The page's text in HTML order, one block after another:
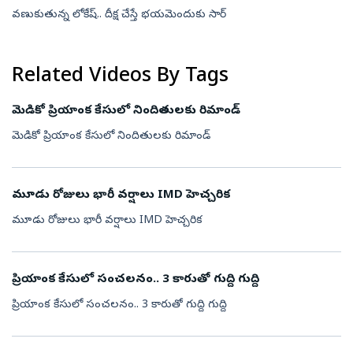
వణుకుతున్న లోకేష్.. దీక్ష చేస్తే భయమెందుకు సార్
Related Videos By Tags
మెడికో ప్రియాంక కేసులో నిందితులకు రిమాండ్
మెడికో ప్రియాంక కేసులో నిందితులకు రిమాండ్
మూడు రోజులు భారీ వర్షాలు IMD హెచ్చరిక
మూడు రోజులు భారీ వర్షాలు IMD హెచ్చరిక
ప్రియాంక కేసులో సంచలనం.. 3 కారుతో గుద్ది గుద్ది
ప్రియాంక కేసులో సంచలనం.. 3 కారుతో గుద్ది గుద్ది